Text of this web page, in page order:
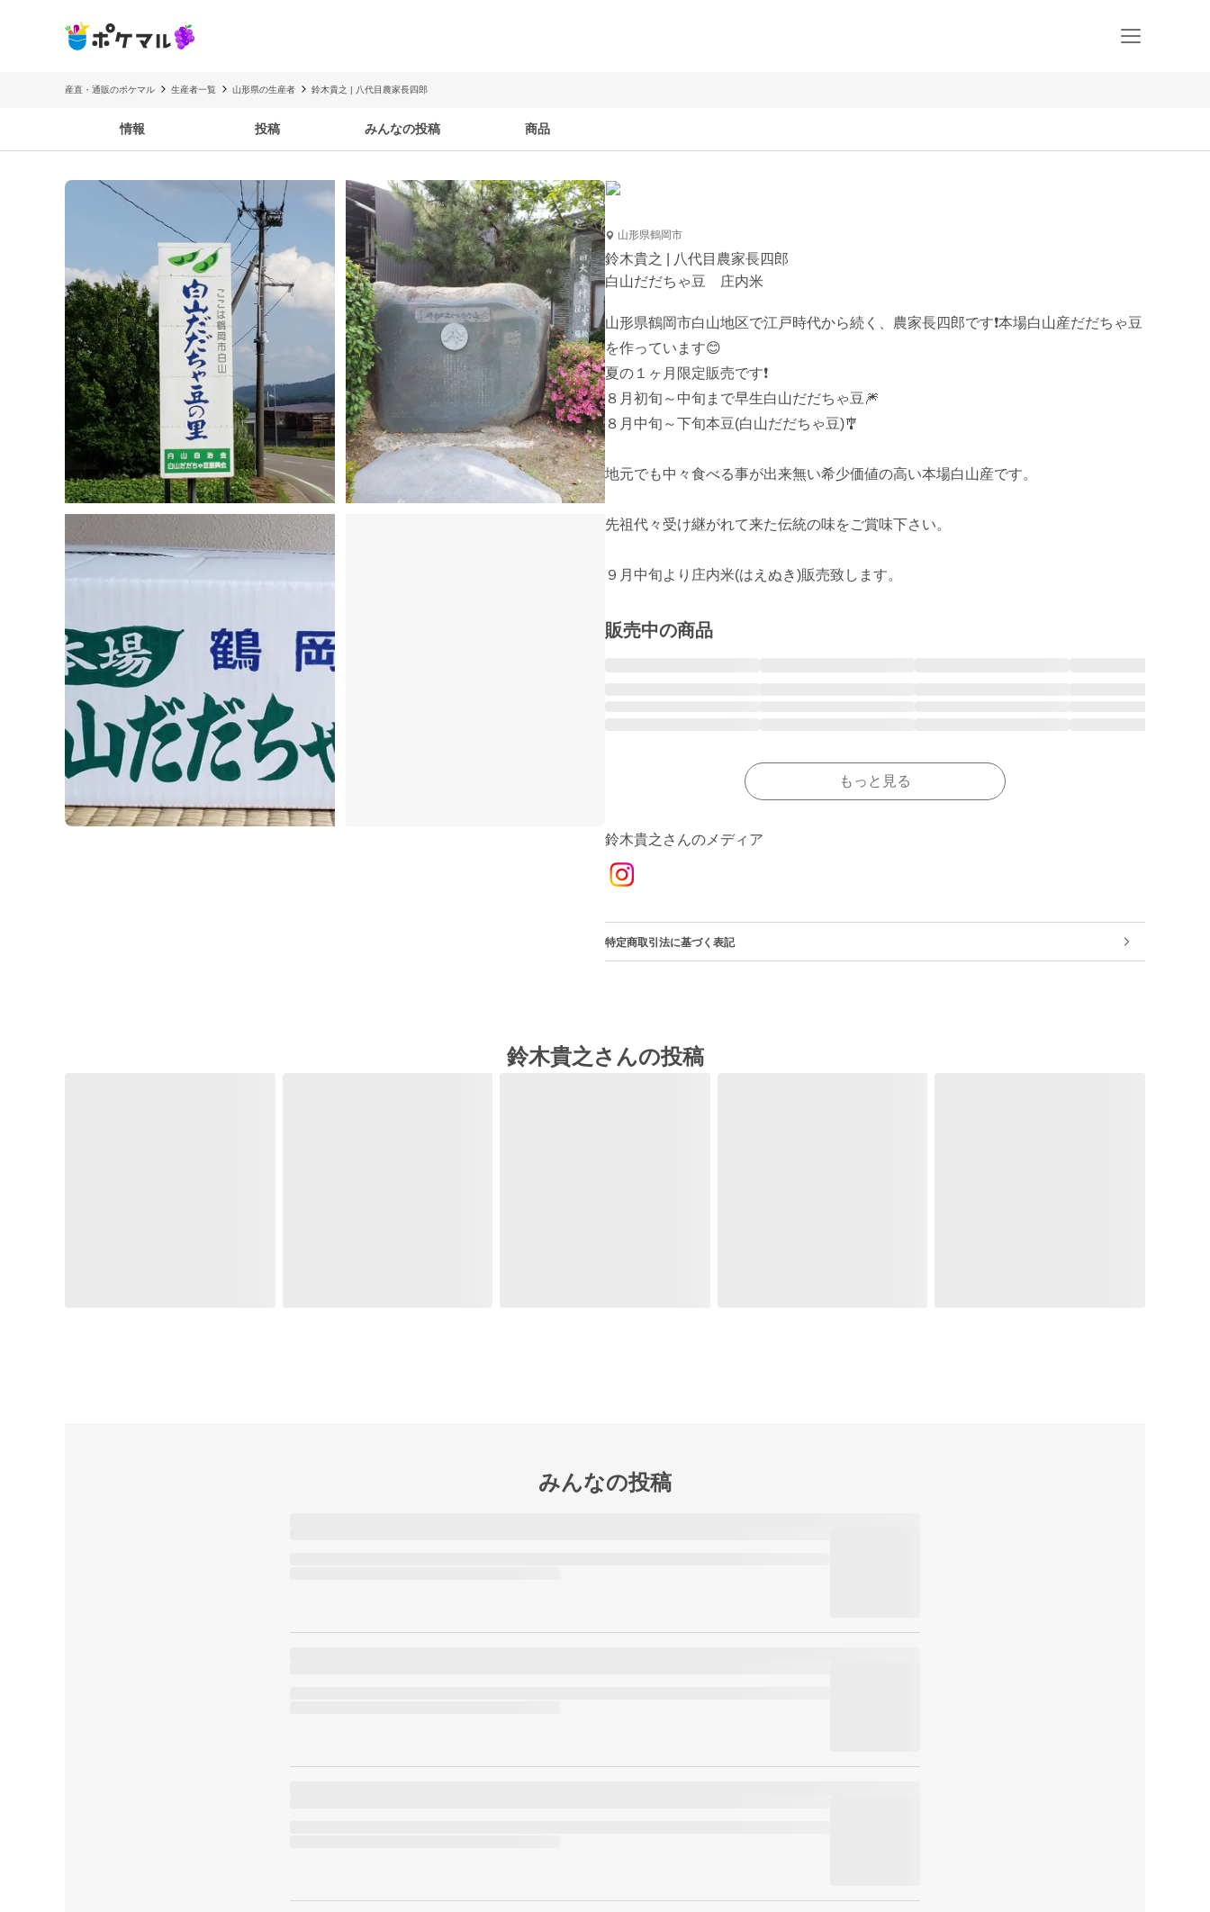
産直・通販のポケマル 生産者一覧 山形県の生産者 鈴木貴之 | 八代目農家長四郎
情報 投稿 みんなの投稿 商品
山形県鶴岡市
鈴木貴之 | 八代目農家長四郎
白山だだちゃ豆 庄内米
山形県鶴岡市白山地区で江戸時代から続く、農家長四郎です❗本場白山産だだちゃ豆
を作っています😊
夏の１ヶ月限定販売です❗
８月初旬～中旬まで早生白山だだちゃ豆🎆
８月中旬～下旬本豆(白山だだちゃ豆)🎐
地元でも中々食べる事が出来無い希少価値の高い本場白山産です。
先祖代々受け継がれて来た伝統の味をご賞味下さい。
９月中旬より庄内米(はえぬき)販売致します。
販売中の商品
もっと見る
鈴木貴之さんのメディア
特定商取引法に基づく表記
鈴木貴之さんの投稿
みんなの投稿